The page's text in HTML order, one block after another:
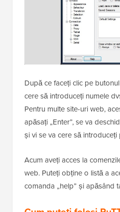
După ce faceți clic pe
cere să introduceți numele
Pentru multe site-uri web,
apăsați „Enter”, se va
și vi se va cere să introduceți
Acum aveți acces la
web. Puteți obține o listă a
comanda „help” și apăsând